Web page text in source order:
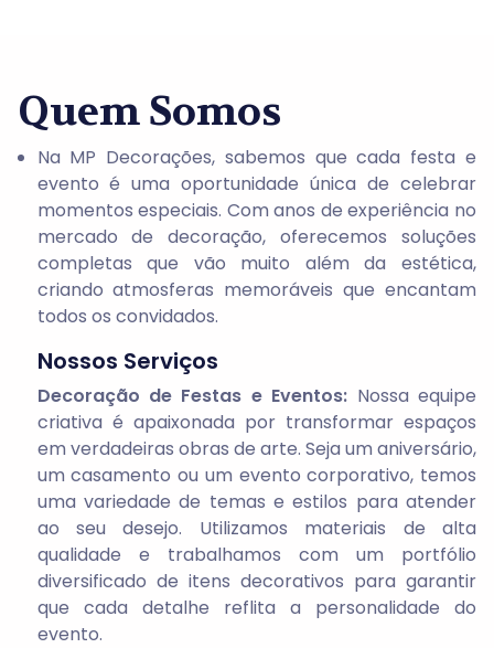
Quem Somos
Na MP Decorações, sabemos que cada festa e
evento é uma oportunidade única de celebrar
momentos especiais. Com anos de experiência no
mercado de decoração, oferecemos soluções
completas que vão muito além da estética,
criando atmosferas memoráveis que encantam
todos os convidados.
Nossos Serviços
Decoração de Festas e Eventos: Nossa equipe
criativa é apaixonada por transformar espaços
em verdadeiras obras de arte. Seja um aniversário,
um casamento ou um evento corporativo, temos
uma variedade de temas e estilos para atender
ao seu desejo. Utilizamos materiais de alta
qualidade e trabalhamos com um portfólio
diversificado de itens decorativos para garantir
que cada detalhe reflita a personalidade do
evento.